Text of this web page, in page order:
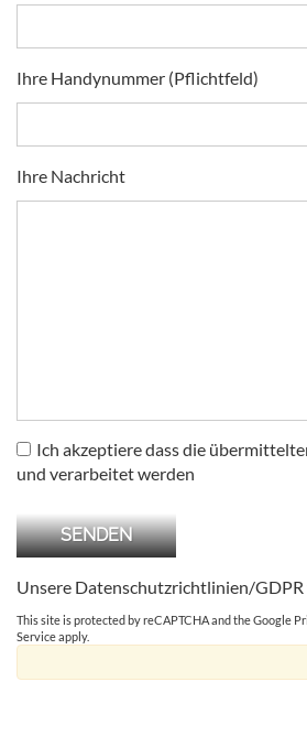
Ihre Handynummer (Pflichtfeld)
Ihre Nachricht
Ich akzeptiere dass die
und verarbeitet werden
Unsere Datenschutzrichtlinien/GDPR
This site is protected by reCAPTCHA and the Google
Serviceapply.